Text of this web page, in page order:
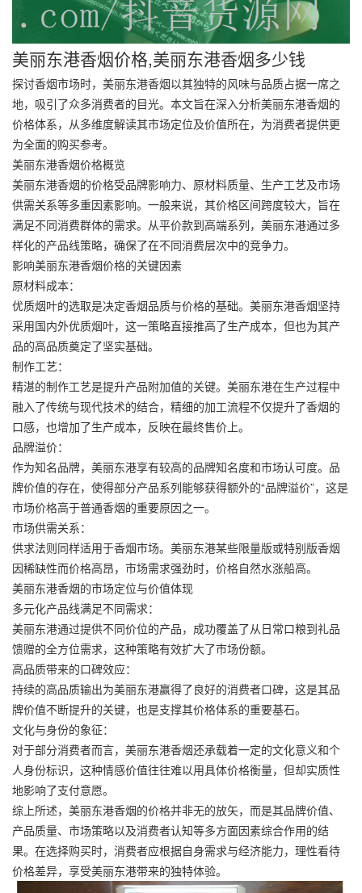
美丽东港香烟价格,美丽东港香烟多少钱
探讨香烟市场时，美丽东港香烟以其独特的风味与品质占据一席之
地，吸引了众多消费者的目光。本文旨在深入分析美丽东港香烟的
价格体系，从多维度解读其市场定位及价值所在，为消费者提供更
为全面的购买参考。
美丽东港香烟价格概览
美丽东港香烟的价格受品牌影响力、原材料质量、生产工艺及市场
供需关系等多重因素影响。一般来说，其价格区间跨度较大，旨在
满足不同消费群体的需求。从平价款到高端系列，美丽东港通过多
样化的产品线策略，确保了在不同消费层次中的竞争力。
影响美丽东港香烟价格的关键因素
原材料成本：
优质烟叶的选取是决定香烟品质与价格的基础。美丽东港香烟坚持
采用国内外优质烟叶，这一策略直接推高了生产成本，但也为其产
品的高品质奠定了坚实基础。
制作工艺：
精湛的制作工艺是提升产品附加值的关键。美丽东港在生产过程中
融入了传统与现代技术的结合，精细的加工流程不仅提升了香烟的
口感，也增加了生产成本，反映在最终售价上。
品牌溢价：
作为知名品牌，美丽东港享有较高的品牌知名度和市场认可度。品
牌价值的存在，使得部分产品系列能够获得额外的“品牌溢价”，这是
市场价格高于普通香烟的重要原因之一。
市场供需关系：
供求法则同样适用于香烟市场。美丽东港某些限量版或特别版香烟
因稀缺性而价格高昂，市场需求强劲时，价格自然水涨船高。
美丽东港香烟的市场定位与价值体现
多元化产品线满足不同需求：
美丽东港通过提供不同价位的产品，成功覆盖了从日常口粮到礼品
馈赠的全方位需求，这种策略有效扩大了市场份额。
高品质带来的口碑效应：
持续的高品质输出为美丽东港赢得了良好的消费者口碑，这是其品
牌价值不断提升的关键，也是支撑其价格体系的重要基石。
文化与身份的象征：
对于部分消费者而言，美丽东港香烟还承载着一定的文化意义和个
人身份标识，这种情感价值往往难以用具体价格衡量，但却实质性
地影响了支付意愿。
综上所述，美丽东港香烟的价格并非无的放矢，而是其品牌价值、
产品质量、市场策略以及消费者认知等多方面因素综合作用的结
果。在选择购买时，消费者应根据自身需求与经济能力，理性看待
价格差异，享受美丽东港带来的独特体验。